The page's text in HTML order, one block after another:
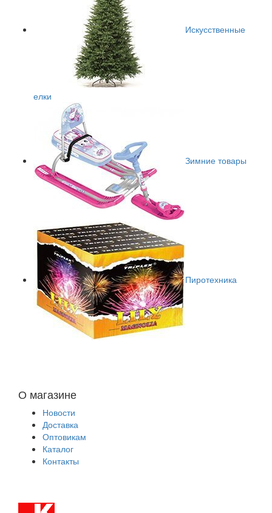
Искусственные
елки
Зимние товары
Пиротехника
О магазине
Новости
Доставка
Оптовикам
Каталог
Контакты